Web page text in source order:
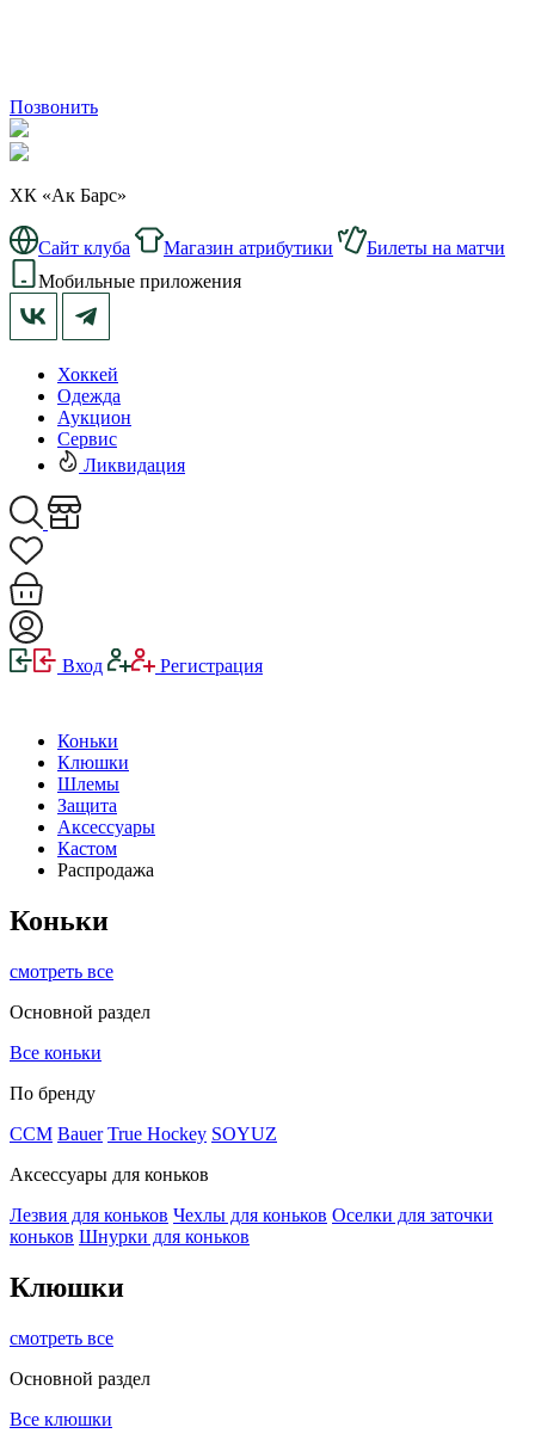
Позвонить
ХК «Ак Барс»
Сайт клуба Магазин атрибутики
Билеты на матчи
Мобильные приложения
Хоккей
Одежда
Аукцион
Сервис
Ликвидация
Вход Регистрация
Коньки
Клюшки
Шлемы
Защита
Аксессуары
Кастом
Распродажа
Коньки
смотреть все
Основной раздел
Все коньки
По бренду
ССМ Bauer True Hockey SOYUZ
Аксессуары для коньков
Лезвия для коньков Чехлы для коньков Оселки для заточки
коньков Шнурки для коньков
Клюшки
смотреть все
Основной раздел
Все клюшки